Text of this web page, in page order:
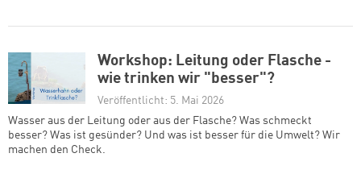
Workshop: Leitung oder Flasche -
wie trinken wir "besser"?
Veröffentlicht: 5. Mai 2026
Wasser aus der Leitung oder aus der Flasche? Was schmeckt
besser? Was ist gesünder? Und was ist besser für die Umwelt? Wir
machen den Check.